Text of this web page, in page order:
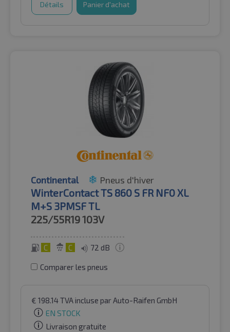
Détails Panier d'achat
Continental Pneus d'hiver
WinterContact TS 860 S FR NF0 XL
M+S 3PMSF TL
225/55R19103V
C C 72 dB
Comparer les pneus
€ 198.14TVA incluse par Auto-Raifen GmbH
EN STOCK
Livraison gratuite